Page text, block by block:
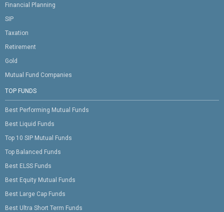
Financial Planning
SIP
Taxation
Retirement
Gold
Mutual Fund Companies
TOP FUNDS
Best Performing Mutual Funds
Best Liquid Funds
Top 10 SIP Mutual Funds
Top Balanced Funds
Best ELSS Funds
Best Equity Mutual Funds
Best Large Cap Funds
Best Ultra Short Term Funds